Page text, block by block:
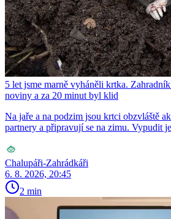
5 let jsme marně vyháněli krtka.
noviny a za 20 minut byl klid
Na jaře a na podzim jsou krtci obzvláště
partnery a připravují se na zimu. Vypudit
Chalupáři-Zahrádkáři
6. 8. 2026, 20:45
2 min